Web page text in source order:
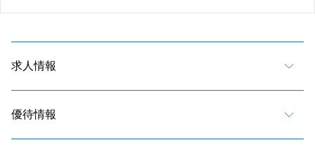
求人情報
優待情報